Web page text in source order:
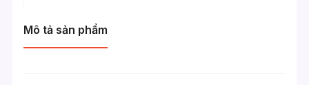
Mô tả sản phẩm